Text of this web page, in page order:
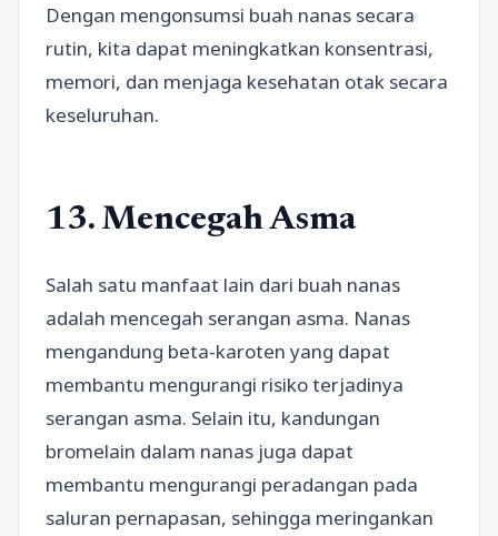
Dengan mengonsumsi buah nanas secara
rutin, kita dapat meningkatkan konsentrasi,
memori, dan menjaga kesehatan otak secara
keseluruhan.
13. Mencegah Asma
Salah satu manfaat lain dari buah nanas
adalah mencegah serangan asma. Nanas
mengandung beta-karoten yang dapat
membantu mengurangi risiko terjadinya
serangan asma. Selain itu, kandungan
bromelain dalam nanas juga dapat
membantu mengurangi peradangan pada
saluran pernapasan, sehingga meringankan